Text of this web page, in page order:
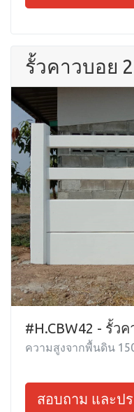
รั้วคาวบอย
#H.CBW42 - รั้ว
ความสูงจากพื้นดิน
สอบถาม และป